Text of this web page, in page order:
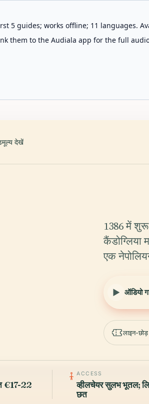
5 guides; works offline; 11 languages.
them to the Audiala app for the full
मूल्य देखें
1386 में शुरू
कैंडोग्लिया
एक
ऑडियो
लाइन-
€17-22
ACCESS
व्हीलचेयर सुलभ भूतल;
छत